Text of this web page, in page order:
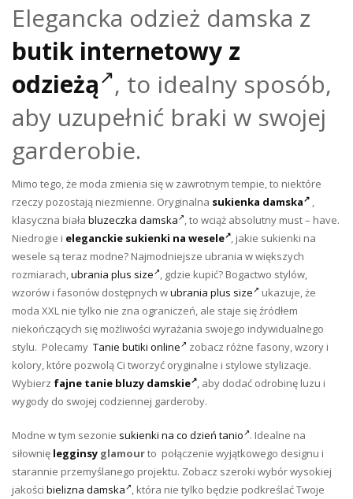
Elegancka odzież damska z
butik internetowy z
odzieżą , to idealny sposób,
aby uzupełnić braki w swojej
garderobie.
Mimo tego, że moda zmienia się w zawrotnym tempie, to niektóre
rzeczy pozostają niezmienne. Oryginalna sukienka damska
,
klasyczna biała bluzeczka damska , to wciąż absolutny must – have.
Niedrogie i eleganckie sukienki na wesele , jakie sukienki na
wesele są teraz modne? Najmodniejsze ubrania w większych
rozmiarach,ubrania plus size , gdzie kupić? Bogactwo stylów,
wzorów i fasonów dostępnych wubrania plus size
ukazuje, że
moda XXL nie tylko nie zna ograniczeń, ale staje się źródłem
niekończących się możliwości wyrażania swojego indywidualnego
stylu. Polecamy Tanie butiki online
zobacz różne fasony, wzory i
kolory, które pozwolą Ci tworzyć oryginalne i stylowe stylizacje.
Wybierz fajne tanie bluzy damskie , aby dodać odrobinę luzu i
wygody do swojej codziennej garderoby.
Modne w tym sezonie sukienki na co dzień tanio . Idealne na
siłownię legginsy glamourto połączenie wyjątkowego designu i
starannie przemyślanego projektu. Zobacz szeroki wybór wysokiej
jakości bielizna damska , która nie tylko będzie podkreślać Twoje